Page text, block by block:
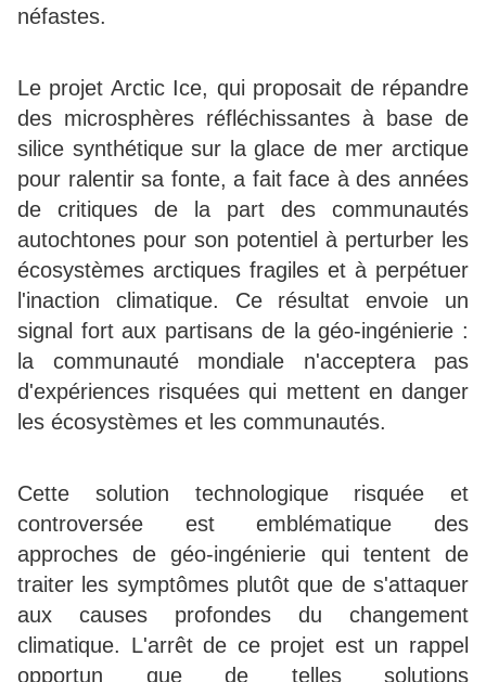
néfastes.
Le projet Arctic Ice, qui proposait de répandre
des microsphères réfléchissantes à base de
silice synthétique sur la glace de mer arctique
pour ralentir sa fonte, a fait face à des années
de critiques de la part des communautés
autochtones pour son potentiel à perturber les
écosystèmes arctiques fragiles et à perpétuer
l'inaction climatique. Ce résultat envoie un
signal fort aux partisans de la géo-ingénierie :
la communauté mondiale n'acceptera pas
d'expériences risquées qui mettent en danger
les écosystèmes et les communautés.
Cette solution technologique risquée et
controversée est emblématique des
approches de géo-ingénierie qui tentent de
traiter les symptômes plutôt que de s'attaquer
aux causes profondes du changement
climatique. L'arrêt de ce projet est un rappel
opportun que de telles solutions